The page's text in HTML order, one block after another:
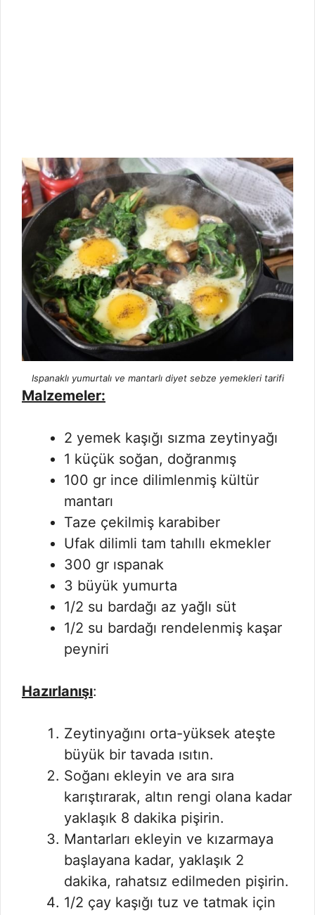
Ispanaklı yumurtalı ve mantarlı diyet sebze yemekleri tarifi
Malzemeler:
2 yemek kaşığı sızma zeytinyağı
1 küçük soğan, doğranmış
100 gr ince dilimlenmiş kültür
mantarı
Taze çekilmiş karabiber
Ufak dilimli tam tahıllı ekmekler
300 gr ıspanak
3 büyük yumurta
1/2 su bardağı az yağlı süt
1/2 su bardağı rendelenmiş kaşar
peyniri
Hazırlanışı:
Zeytinyağını orta-yüksek ateşte
büyük bir tavada ısıtın.
Soğanı ekleyin ve ara sıra
karıştırarak, altın rengi olana kadar
yaklaşık 8 dakika pişirin.
Mantarları ekleyin ve kızarmaya
başlayana kadar, yaklaşık 2
dakika, rahatsız edilmeden pişirin.
1/2 çay kaşığı tuz ve tatmak için